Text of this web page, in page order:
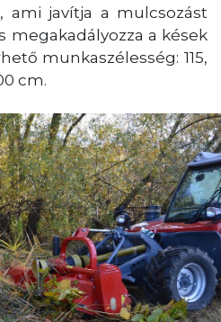
ami javítja a mulcsozást
megakadályozza a kések
munkaszélesség: 115,
cm.